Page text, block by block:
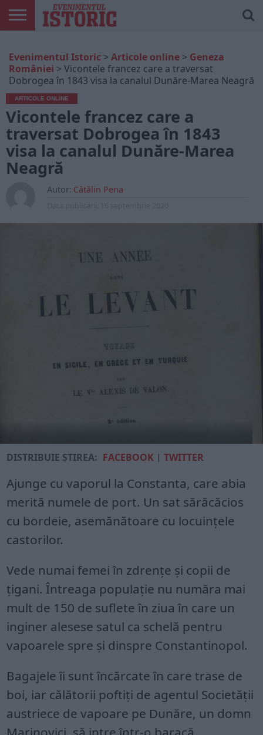
ONLINE
EDIȚII
TIPĂRITE
ISTORIC
PLAY
CONTUL
MEU
Evenimentul Istoric > Articole online > Geneza
României > Vicontele francez care a traversat
Dobrogea în 1843 visa la canalul Dunăre-Marea Neagră
ARTICOLE ONLINE
Vicontele francez care a
traversat Dobrogea în 1843
visa la canalul Dunăre-Marea
Neagră
Autor: Cătălin Pena
DISTRIBUIE ȘTIREA: FACEBOOK |TWITTER
Ajunge cu vaporul la Constanta, care abia
merită numele de port. Un sat sărăcăcios
cu bordeie, asemănătoare cu locuințele
castorilor.
Vede numai femei în zdrențe și copii de
țigani. Întreaga populație nu număra mai
mult de 150 de suflete în ziua în care un
inginer alesese satul ca schelă pentru
vapoarele spre și dinspre Constantinopol.
Bagajele îi sunt încărcate în care trase de
boi, iar călătorii poftiți de agentul Societății
austriece de vapoare pe Dunăre, un domn